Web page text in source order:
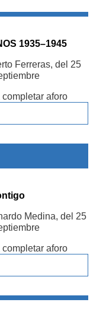
1935–1945
Ferreras, del 25
aforo
Medina, del 25
aforo